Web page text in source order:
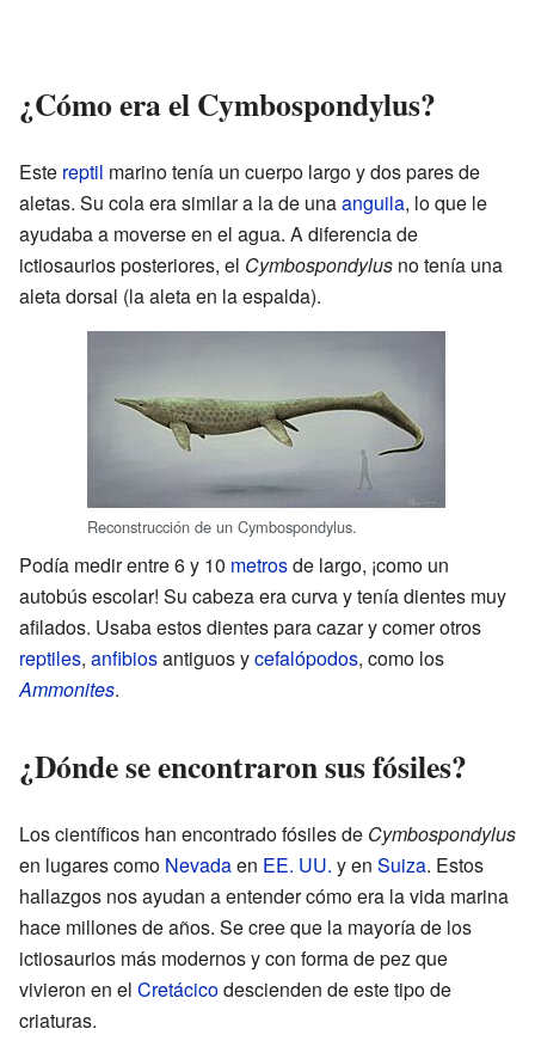
¿Cómo era el Cymbospondylus?
Este reptil marino tenía un cuerpo largo y dos pares de
aletas. Su cola era similar a la de unaanguila, lo que le
ayudaba a moverse en el agua. A diferencia de
ictiosaurios posteriores, el Cymbospondylus no tenía una
aleta dorsal (la aleta en la espalda).
Reconstrucción de un Cymbospondylus.
Podía medir entre 6 y 10 metrosde largo, ¡como un
autobús escolar! Su cabeza era curva y tenía dientes muy
afilados. Usaba estos dientes para cazar y comer otros
reptiles, anfibiosantiguos ycefalópodos, como los
Ammonites.
¿Dónde se encontraron sus fósiles?
Los científicos han encontrado fósiles de Cymbospondylus
en lugares como Nevadaen EE. UU. y en Suiza. Estos
hallazgos nos ayudan a entender cómo era la vida marina
hace millones de años. Se cree que la mayoría de los
ictiosaurios más modernos y con forma de pez que
vivieron en el Cretácicodescienden de este tipo de
criaturas.